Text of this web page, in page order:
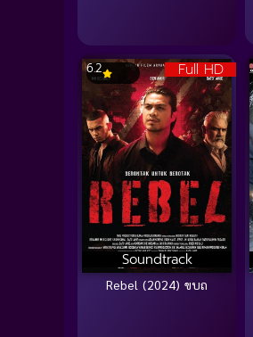
Full HD
Soundtrack
6.2
Rebel (2024) ขบถ